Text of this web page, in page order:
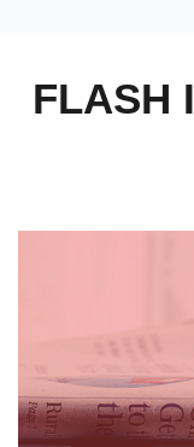
FLASH